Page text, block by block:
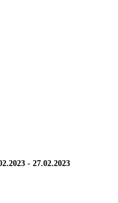
- 27.02.2023